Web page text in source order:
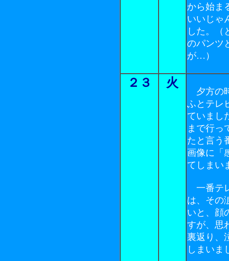
から始ま
いいじゃ
した。（
のパンツ
が…）
２３ 火
夕方の
ふとテレ
ていまし
まで行っ
たと言う
画像に「
てしまい
一番テ
は、その
いと、顔
すが、思
裏返り、
しまいま